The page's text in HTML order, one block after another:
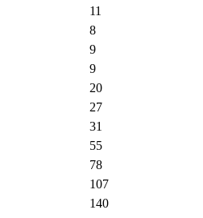
11
8
9
9
20
27
31
55
78
107
140